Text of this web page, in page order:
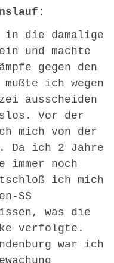
die damalige
und machte
gegen den
ich wegen
ausscheiden
Vor der
mich von der
Da ich 2 Jahre
immer noch
ich mich
SS
was die
verfolgte.
war ich